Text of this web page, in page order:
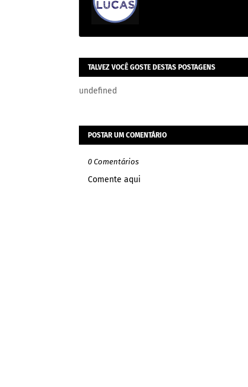
TALVEZ VOCÊ GOSTE DESTAS POSTAGENS
undefined
POSTAR UM COMENTÁRIO
0 Comentários
Comente aqui